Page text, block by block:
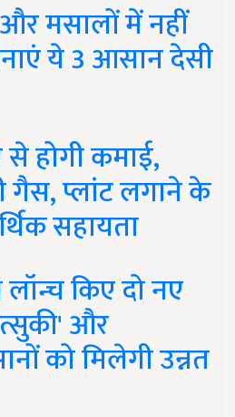
मसालों में नहीं
ये 3 आसान देसी
होगी कमाई,
गैस, प्लांट लगाने के
सहायता
किए दो नए
और
को मिलेगी उन्नत